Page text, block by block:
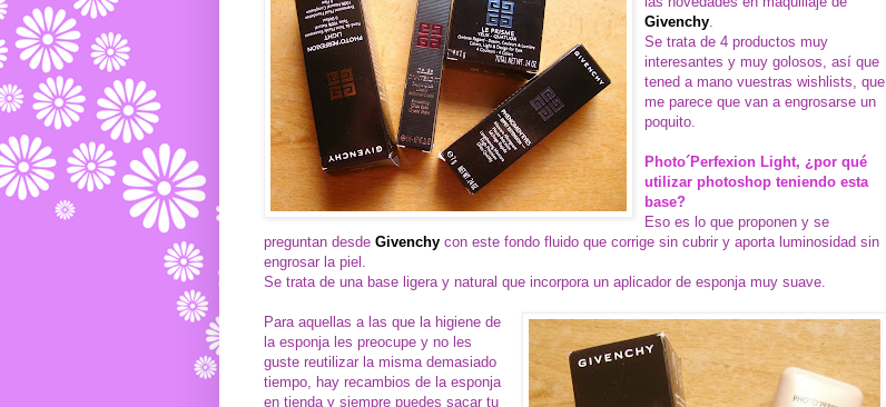
Givenchy.
Se trata de 4 productos muy
interesantes y muy golosos, así que
tened a mano vuestras wishlists, que
me parece que van a engrosarse un
poquito.
Photo´Perfexion Light, ¿por qué
utilizar photoshop teniendo esta
base?
Eso es lo que proponen y se
preguntan desde Givenchy con este fondo fluido que corrige sin cubrir y aporta luminosidad sin
engrosar la piel.
Se trata de una base ligera y natural que incorpora un aplicador de esponja muy suave.
Para aquellas a las que la higiene de
la esponja les preocupe y no les
guste reutilizar la misma demasiado
tiempo, hay recambios de la esponja
en tienda y siempre puedes sacar tu